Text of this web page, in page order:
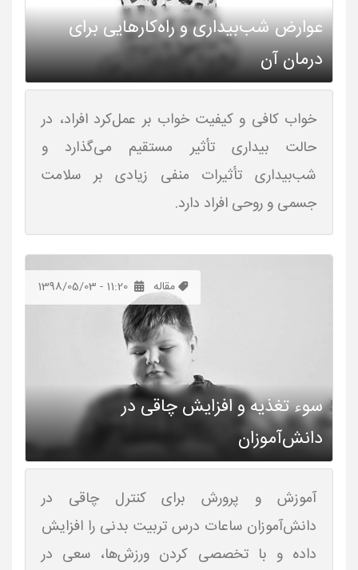
عوارض شب‌بیداری و راه‌کارهایی برای
درمان آن
خواب کافی و کیفیت خواب بر عمل‌کرد افراد، در
حالت بیداری تأثیر مستقیم می‌گذارد و
شب‌بیداری تأثیرات منفی زیادی بر سلامت
جسمی و روحی افراد دارد.
سوء تغذیه و افزایش چاقی در
دانش‌آموزان
مقاله 1398/05/03 - 11:20
آموزش و پرورش برای کنترل چاقی در
دانش‌آموزان ساعات درس تربیت بدنی را افزایش
داده و با تخصصی کردن ورزش‌ها، سعی در